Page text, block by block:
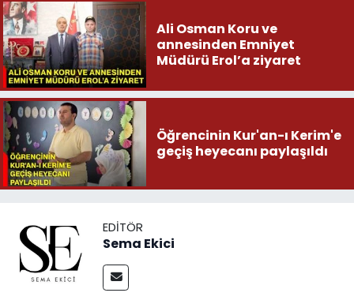
Ali Osman Koru ve
annesinden Emniyet
Müdürü Erol’a ziyaret
Öğrencinin Kur'an-ı Kerim'e
geçiş heyecanı paylaşıldı
EDITÖR
Sema Ekici